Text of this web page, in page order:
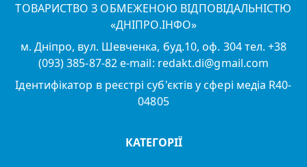
ТОВАРИСТВО З ОБМЕЖЕНОЮ ВІДПОВІДАЛЬНІСТЮ
«ДНІПРО.ІНФО»
м. Дніпро, вул. Шевченка, буд.10, оф. 304 тел. +38
(093) 385-87-82 e-mail: redakt.di@gmail.com
Ідентифікатор в реєстрі суб'єктів у сфері медіа R40-
04805
КАТЕГОРІЇ